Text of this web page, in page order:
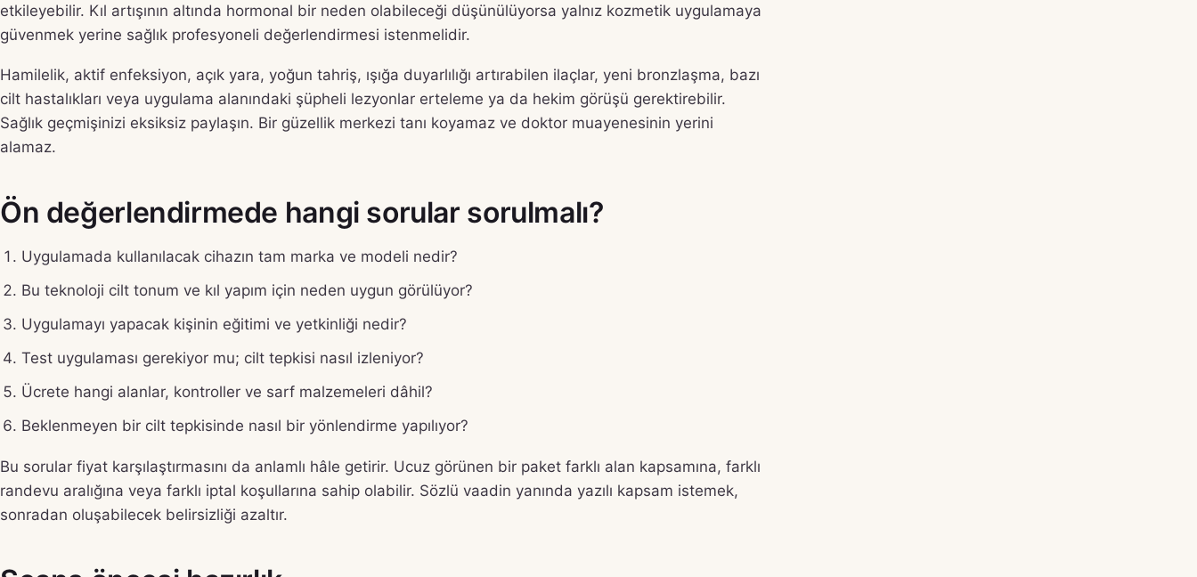
etkileyebilir. Kıl artışının altında hormonal bir neden olabileceği düşünülüyorsa yalnız kozmetik uygulamaya
güvenmek yerine sağlık profesyoneli değerlendirmesi istenmelidir.
Hamilelik, aktif enfeksiyon, açık yara, yoğun tahriş, ışığa duyarlılığı artırabilen ilaçlar, yeni bronzlaşma, bazı
cilt hastalıkları veya uygulama alanındaki şüpheli lezyonlar erteleme ya da hekim görüşü gerektirebilir.
Sağlık geçmişinizi eksiksiz paylaşın. Bir güzellik merkezi tanı koyamaz ve doktor muayenesinin yerini
alamaz.
Ön değerlendirmede hangi sorular sorulmalı?
Uygulamada kullanılacak cihazın tam marka ve modeli nedir?
Bu teknoloji cilt tonum ve kıl yapım için neden uygun görülüyor?
Uygulamayı yapacak kişinin eğitimi ve yetkinliği nedir?
Test uygulaması gerekiyor mu; cilt tepkisi nasıl izleniyor?
Ücrete hangi alanlar, kontroller ve sarf malzemeleri dâhil?
Beklenmeyen bir cilt tepkisinde nasıl bir yönlendirme yapılıyor?
Bu sorular fiyat karşılaştırmasını da anlamlı hâle getirir. Ucuz görünen bir paket farklı alan kapsamına, farklı
randevu aralığına veya farklı iptal koşullarına sahip olabilir. Sözlü vaadin yanında yazılı kapsam istemek,
sonradan oluşabilecek belirsizliği azaltır.